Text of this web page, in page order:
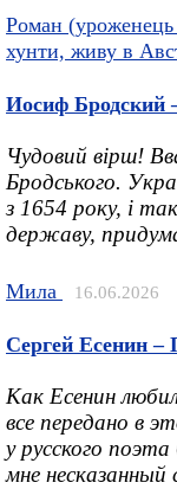
Роман (уроженець
хунти, живу в
Иосиф Бродский
Чудовий вірш!
Бродського.
з 1654 року, і
державу,
Мила 16.06.2026
Сергей Есенин –
Как Есенин
все передано в
у русского
мне несказанный